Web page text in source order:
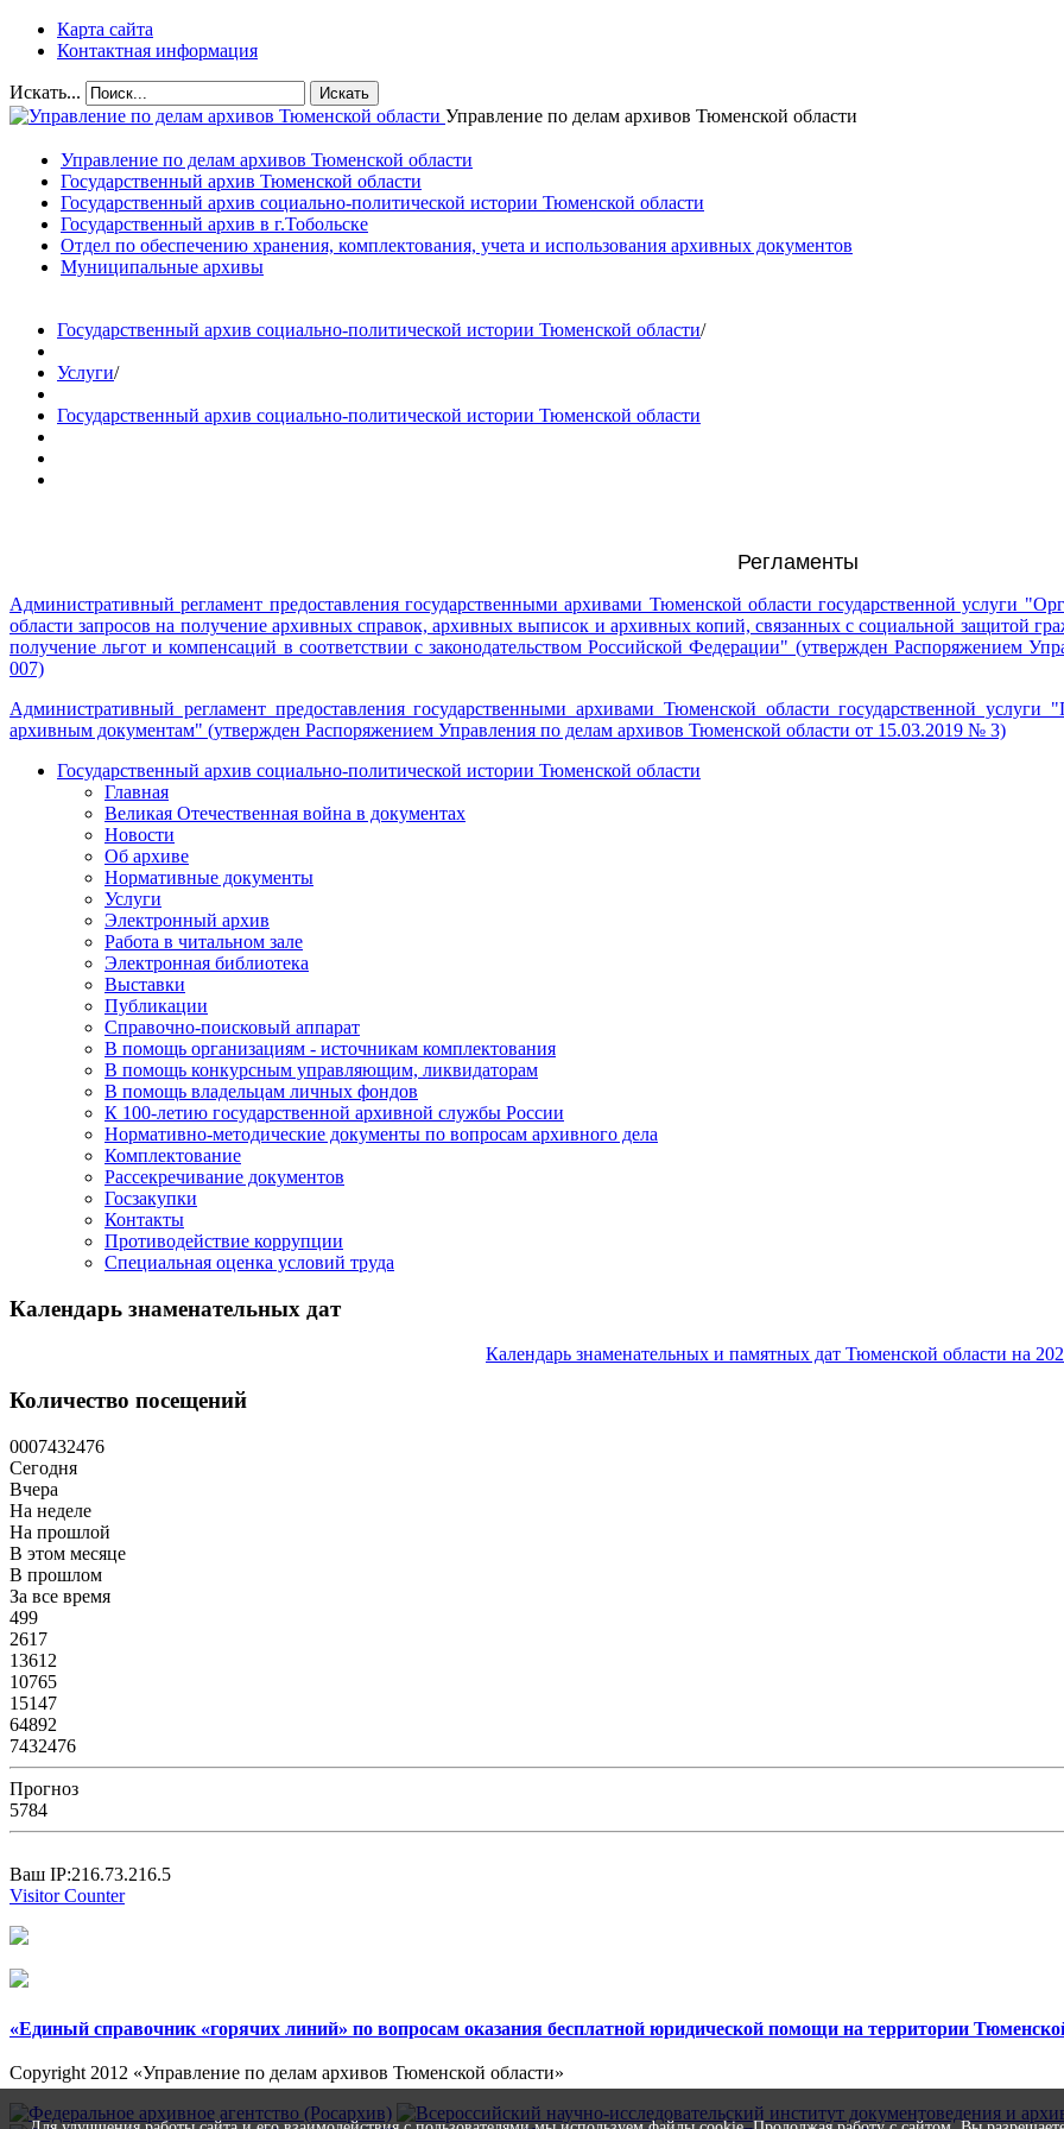
Карта сайта
Контактная информация
Искать... Искать
Управление по делам архивов Тюменской области
Управление по делам архивов Тюменской области
Государственный архив Тюменской области
Государственный архив социально-политической истории Тюменской области
Государственный архив в г.Тобольске
Отдел по обеспечению хранения, комплектования, учета и использования архивных документов
Муниципальные архивы
Государственный архив социально-политической истории Тюменской области/
Услуги/
Государственный архив социально-политической истории Тюменской области
Регламенты
Административный регламент предоставления государственными архивами Тюменской области государственной услуги
области запросов на получение архивных справок, архивных выписок и архивных копий, связанных с социальной защитой
получение льгот и компенсаций в соответствии с законодательством Российской Федерации" (утвержден Распоряжением
007)
Административный регламент предоставления государственными архивами Тюменской области государственной услуги
архивным документам" (утвержден Распоряжением Управления по делам архивов Тюменской области от 15.03.2019 № 3)
Государственный архив социально-политической истории Тюменской области
Главная
Великая Отечественная война в документах
Новости
Об архиве
Нормативные документы
Услуги
Электронный архив
Работа в читальном зале
Электронная библиотека
Выставки
Публикации
Справочно-поисковый аппарат
В помощь организациям - источникам комплектования
В помощь конкурсным управляющим, ликвидаторам
В помощь владельцам личных фондов
К 100-летию государственной архивной службы России
Нормативно-методические документы по вопросам архивного дела
Комплектование
Рассекречивание документов
Госзакупки
Контакты
Противодействие коррупции
Специальная оценка условий труда
Календарь знаменательных дат
Календарь знаменательных и памятных дат Тюменской области на
Количество посещений
0007432476
Сегодня
Вчера
На неделе
На прошлой
В этом месяце
В прошлом
За все время
499
2617
13612
10765
15147
64892
7432476
Прогноз
5784
Ваш IP:216.73.216.5
Visitor Counter
«Единый справочник «горячих линий» по вопросам оказания бесплатной юридической помощи на территории
Copyright 2012 «Управление по делам архивов Тюменской области»